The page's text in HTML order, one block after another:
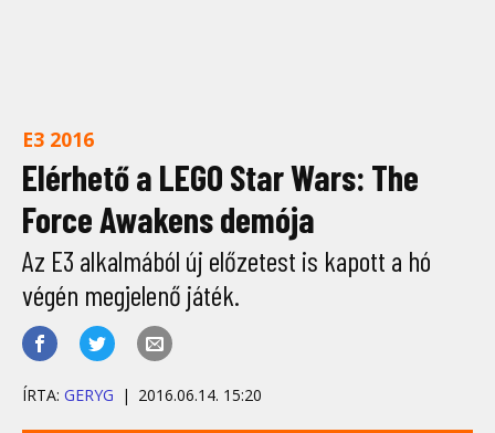
E3 2016
Elérhető a LEGO Star Wars: The
Force Awakens demója
Az E3 alkalmából új előzetest is kapott a hó
végén megjelenő játék.
ÍRTA: GERYG 2016.06.14. 15:20